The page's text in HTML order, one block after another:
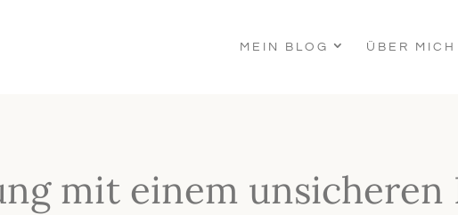
MEIN BLOG ÜBER MICH
mit einem unsicheren